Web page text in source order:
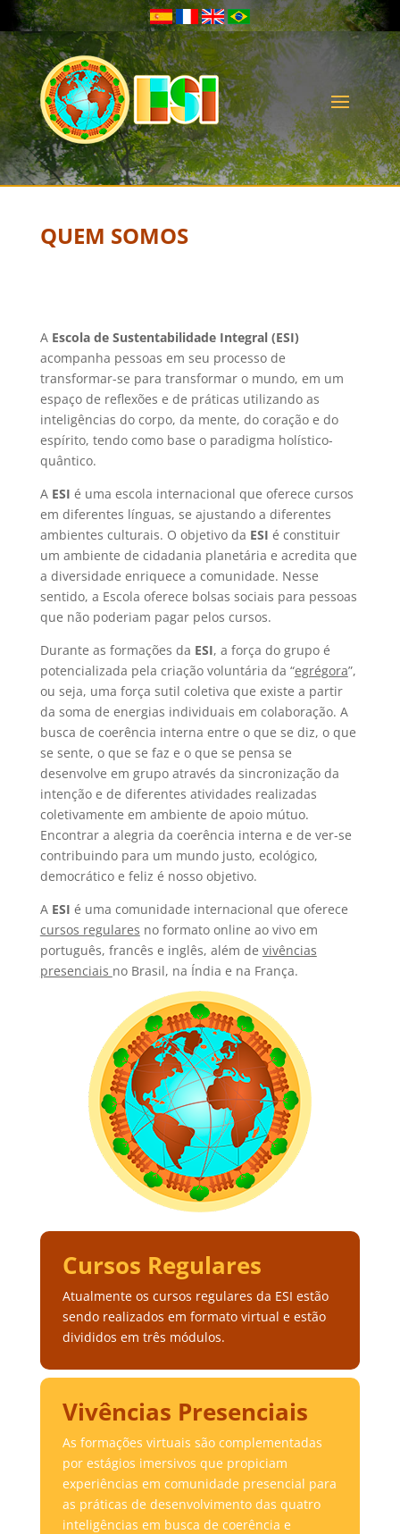
QUEM SOMOS
A Escola de Sustentabilidade Integral (ESI)
acompanha pessoas em seu processo de
transformar-se para transformar o mundo, em um
espaço de reflexões e de práticas utilizando as
inteligências do corpo, da mente, do coração e do
espírito, tendo como base o paradigma holístico-
quântico.
A ESI é uma escola internacional que oferece cursos
em diferentes línguas, se ajustando a diferentes
ambientes culturais. O objetivo da ESI é constituir
um ambiente de cidadania planetária e acredita que
a diversidade enriquece a comunidade. Nesse
sentido, a Escola oferece bolsas sociais para pessoas
que não poderiam pagar pelos cursos.
Durante as formações da ESI, a força do grupo é
potencializada pela criação voluntária da “egrégora”,
ou seja, uma força sutil coletiva que existe a partir
da soma de energias individuais em colaboração. A
busca de coerência interna entre o que se diz, o que
se sente, o que se faz e o que se pensa se
desenvolve em grupo através da sincronização da
intenção e de diferentes atividades realizadas
coletivamente em ambiente de apoio mútuo.
Encontrar a alegria da coerência interna e de ver-se
contribuindo para um mundo justo, ecológico,
democrático e feliz é nosso objetivo.
A ESI é uma comunidade internacional que oferece
cursos regulares no formato online ao vivo em
português, francês e inglês, além de vivências
presenciais no Brasil, na Índia e na França.
Cursos Regulares
Atualmente os cursos regulares da ESI estão
sendo realizados em formato virtual e estão
divididos em três módulos.
Vivências Presenciais
As formações virtuais são complementadas
por estágios imersivos que propiciam
experiências em comunidade presencial para
as práticas de desenvolvimento das quatro
inteligências em busca de coerência e